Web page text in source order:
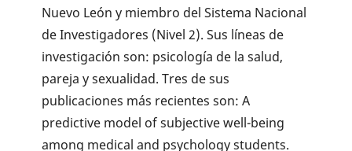
Nuevo León y miembro del Sistema Nacional
de Investigadores (Nivel 2). Sus líneas de
investigación son: psicología de la salud,
pareja y sexualidad. Tres de sus
publicaciones más recientes son: A
predictive model of subjective well-being
among medical and psychology students.